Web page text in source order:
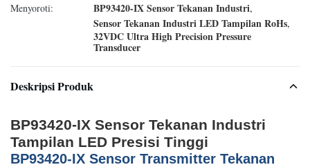
Menyoroti:
BP93420-IX Sensor Tekanan Industri,
Sensor Tekanan Industri LED Tampilan RoHs,
32VDC Ultra High Precision Pressure
Transducer
Deskripsi Produk
BP93420-IX Sensor Tekanan Industri
Tampilan LED Presisi Tinggi
BP93420-IX Sensor Transmitter Tekanan